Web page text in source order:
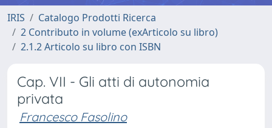
IRIS
Catalogo Prodotti Ricerca
2 Contributo in volume (exArticolo su libro)
2.1.2 Articolo su libro con ISBN
Cap. VII - Gli atti di autonomia
privata
Francesco Fasolino